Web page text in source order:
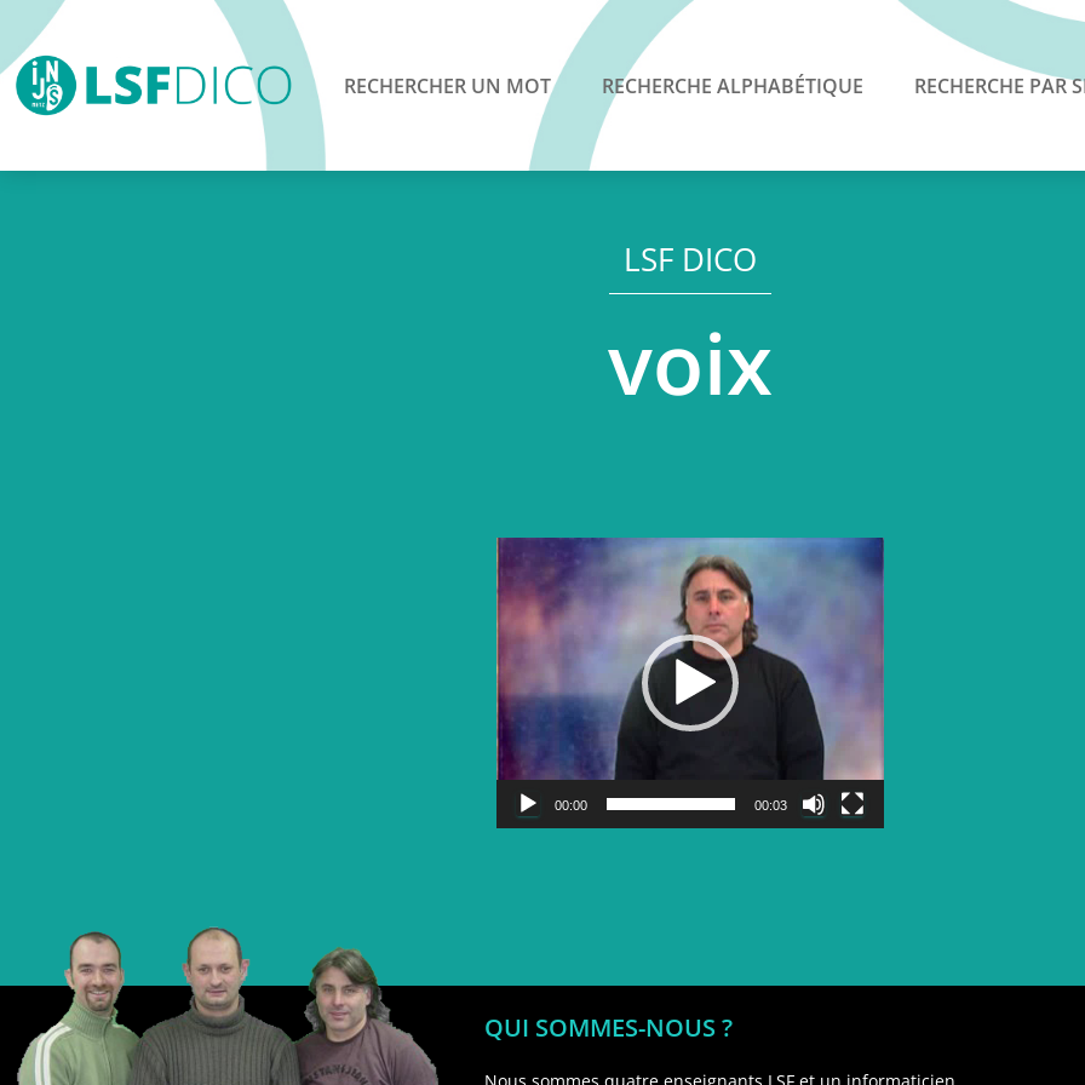
RECHERCHER UN MOT RECHERCHE ALPHABÉTIQUE RECHERCHE PAR
LSF DICO
voix
Lecteur
vidéo
00:00 00:03
QUI SOMMES-NOUS ?